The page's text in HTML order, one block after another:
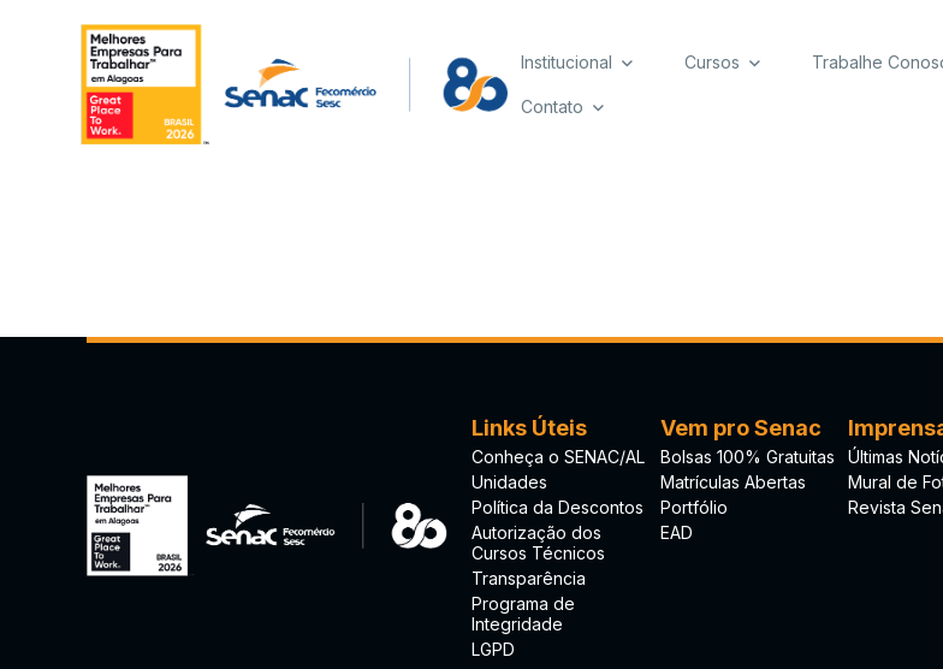
Institucional Cursos Trabalhe
Contato
Links Úteis
Conheça o SENAC/AL
Unidades
Política da Descontos
Autorização dos
Cursos Técnicos
Transparência
Programa de
Integridade
LGPD
Vem pro Senac
Bolsas 100% Gratuitas
Matrículas Abertas
Portfólio
EAD
Últimas
Mural de
Revista